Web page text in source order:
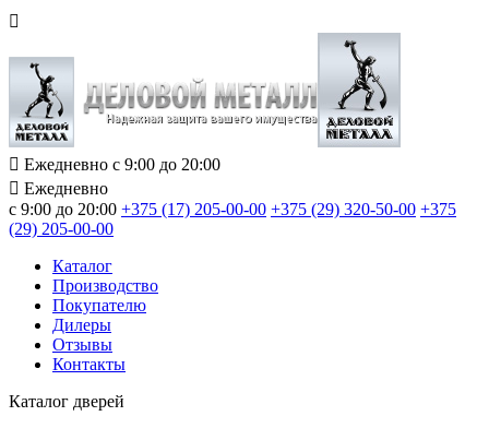
Ежедневно с 9:00 до 20:00
Ежедневно
с 9:00 до 20:00 +375 (17) 205-00-00 +375 (29) 320-50-00 +375
(29) 205-00-00
Каталог
Производство
Покупателю
Дилеры
Отзывы
Контакты
Каталог дверей